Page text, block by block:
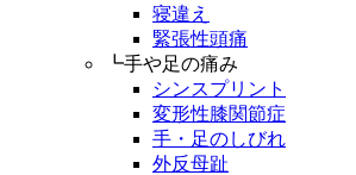
寝違え
緊張性頭痛
┗手や足の痛み
シンスプリント
変形性膝関節症
手・足のしびれ
外反母趾